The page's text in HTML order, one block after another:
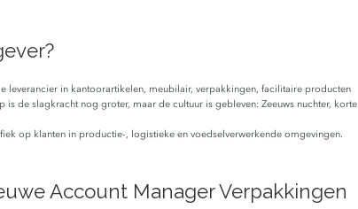
leverancier in kantoorartikelen, meubilair, verpakkingen, facilitaire producten
de slagkracht nog groter, maar de cultuur is gebleven: Zeeuws nuchter, korte
op klanten in productie-, logistieke en voedselverwerkende omgevingen.
Account Manager Verpakkingen